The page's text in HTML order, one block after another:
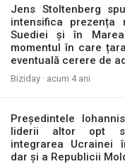
Jens Stoltenberg
intensifica prezența
Suediei și în
momentul în care
eventuală cerere de
Biziday · acum 4 ani
Președintele
liderii altor opt
integrarea Ucrainei
dar și a Republicii